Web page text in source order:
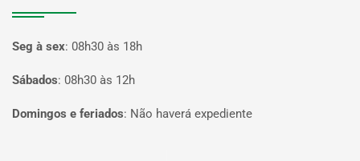
Seg à sex: 08h30 às 18h
Sábados: 08h30 às 12h
Domingos e feriados: Não haverá expediente